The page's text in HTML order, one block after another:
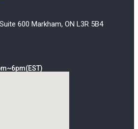
600 Markham, ON L3R 5B4